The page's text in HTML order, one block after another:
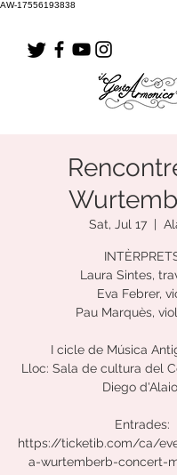
AW-17556193838
Sat, Jul 17
  |
Laura Sintes,
Eva Febrer,
Pau Marquès,
I cicle de Música
Lloc: Sala de cultura del
Diego
Entrades:
https://ticketib.com/ca/
a-wurtemberb-concert-